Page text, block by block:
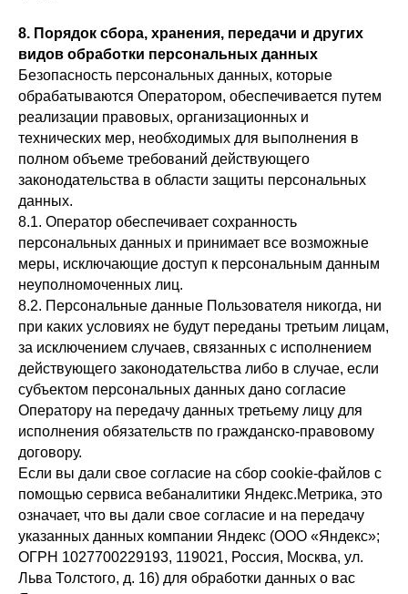
8. Порядок сбора, хранения, передачи и других
видов обработки персональных данных
Безопасность персональных данных, которые
обрабатываются Оператором, обеспечивается путем
реализации правовых, организационных и
технических мер, необходимых для выполнения в
полном объеме требований действующего
законодательства в области защиты персональных
данных.
8.1. Оператор обеспечивает сохранность
персональных данных и принимает все возможные
меры, исключающие доступ к персональным данным
неуполномоченных лиц.
8.2. Персональные данные Пользователя никогда, ни
при каких условиях не будут переданы третьим лицам,
за исключением случаев, связанных с исполнением
действующего законодательства либо в случае, если
субъектом персональных данных дано согласие
Оператору на передачу данных третьему лицу для
исполнения обязательств по гражданско-правовому
договору.
Если вы дали свое согласие на сбор cookie-файлов с
помощью сервиса вебаналитики Яндекс.Метрика, это
означает, что вы дали свое согласие и на передачу
указанных данных компании Яндекс (ООО «Яндекс»;
ОГРН 1027700229193, 119021, Россия, Москва, ул.
Льва Толстого, д. 16) для обработки данных о вас
8 916 506 24
29
Номер в реестре специального учета юридических лиц и
индивидуальных предпринимателей, осуществляющих
операции с драгоценными металлами и драгоценными
камнями № ЮЛ5001602089 присвоенный Министерством
АКЦИИ
КАТАЛОГ
ПОКУПАЕМ ЛОМ
ЮВЕЛИР
КОНТАКТЫ
Сайт не является публичной офертой
ИП Достовалов Михаил Викторович
ИНН 772648656600
ОГРНИП 320508100152782
Политика в отношении обработки персональных данных